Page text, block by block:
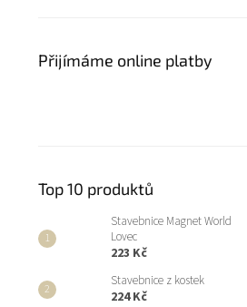
Přijímáme online platby
Top 10 produktů
Stavebnice Magnet World
Lovec
223 Kč
Stavebnice z kostek
224 Kč